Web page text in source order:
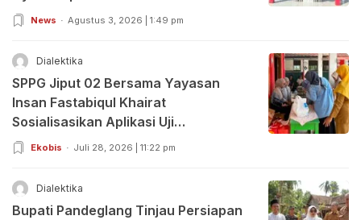
RI ke-81
News Agustus 3, 2026 | 1:49 pm
Dialektika
SPPG Jiput 02 Bersama Yayasan
Insan Fastabiqul Khairat
Sosialisasikan Aplikasi Uji
Organoleptik
Ekobis Juli 28, 2026 | 11:22 pm
Dialektika
Bupati Pandeglang Tinjau Persiapan